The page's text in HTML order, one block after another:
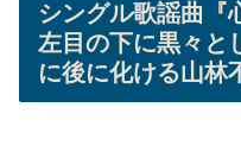
シングル歌謡曲『
左目の下に黒々と
に後に化ける山林